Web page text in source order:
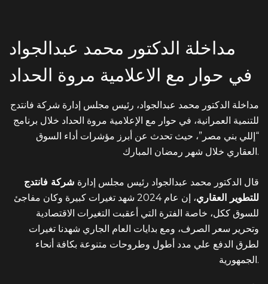
مداخلة الدكتور محمد عبدالجواد
في حوار مع الاعلامية مروة الحداد
مداخلة الدكتور محمد عبدالجواد، رئيس مجلس إدارة شركة فانتدج
للتنمية العمرانية، في حوار مع الإعلامية مروة الحداد خلال برنامج
“إللي بني مصر”، حيث تحدث عن أبرز مؤشرات أداء السوق
العقاري خلال شهر رمضان المبارك.
قال الدكتور محمد عبدالجواد رئيس مجلس إدارة شركة فانتدج
للتطوير العقاري
، إن عام 2024 شهد تغيرات كبيرة وكان مفاجئ
للسوق ككل، خاصة الفترة التي أعقبت التغيرات الاقتصادية
وتحرير سعر الصرف، ومع بدايات العام الجاري شهدنا تغيرات
لطرق الدفع علي مدد أطول وطروحات متنوعة بكافة أنحاء
الجمهورية.
Settlement , New Cairo, Cairo, Egypt